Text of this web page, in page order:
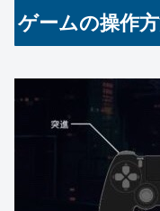
ゲームの操作